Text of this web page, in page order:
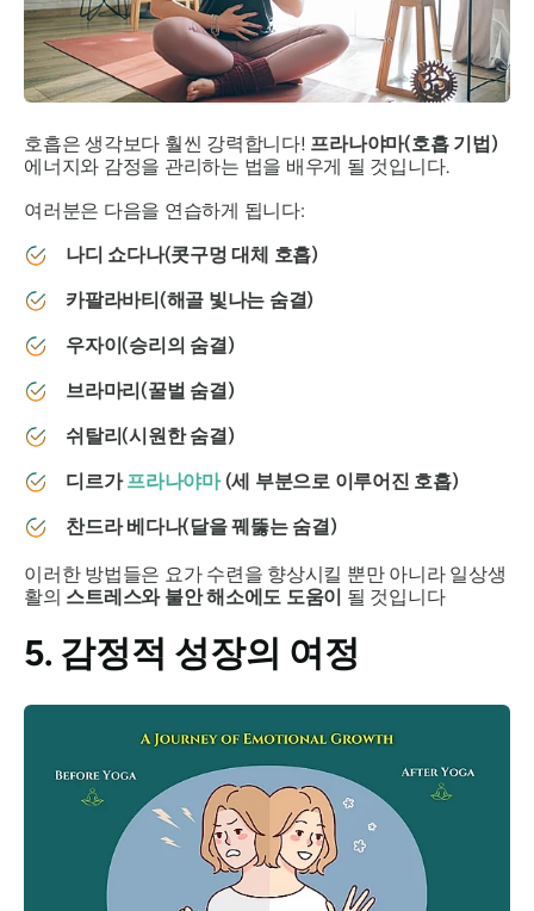
호흡은 생각보다 훨씬 강력합니다! 프라나야마(호흡 기법)
에너지와 감정을 관리하는 법을 배우게 될 것입니다.
여러분은 다음을 연습하게 됩니다:
나디 쇼다나(콧구멍 대체 호흡)
카팔라바티(해골 빛나는 숨결)
우자이(승리의 숨결)
브라마리(꿀벌 숨결)
쉬탈리(시원한 숨결)
디르가프라나야마(세 부분으로 이루어진 호흡)
찬드라 베다나(달을 꿰뚫는 숨결)
이러한 방법들은 요가 수련을 향상시킬 뿐만 아니라 일상생
활의 스트레스와 불안 해소에도 도움이 될 것입니다
5. 감정적 성장의 여정